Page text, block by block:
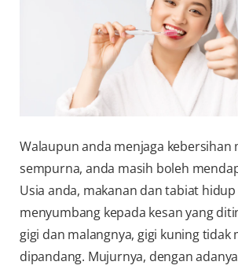
Walaupun anda menjaga kebersihan
sempurna, anda masih boleh
Usia anda, makanan dan tabiat
menyumbang kepada kesan yang
gigi dan malangnya, gigi kuning tidak
dipandang. Mujurnya, dengan